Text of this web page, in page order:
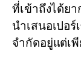
ที่เข้าถึงได้ยา
นำเสนอเปอ
จำกัดอยู่แต่เ